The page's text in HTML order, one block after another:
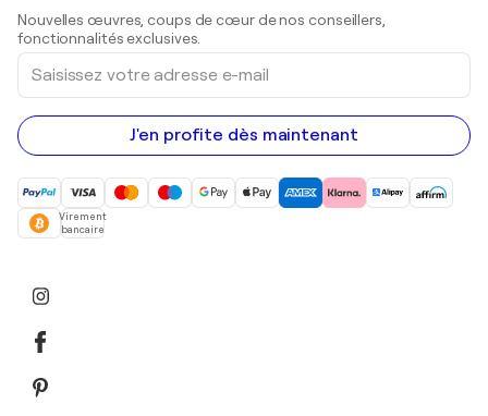
Peintures acryliques
Nouvelles œuvres, coups de cœur de nos conseillers,
fonctionnalités exclusives.
Saisissez
votre
adresse
e-
mail
J'en profite dès maintenant
Virement
bancaire